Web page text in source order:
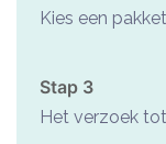
Kies een
Stap 3
Het verzoek